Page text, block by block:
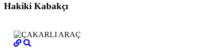
Hakiki Kabakçı